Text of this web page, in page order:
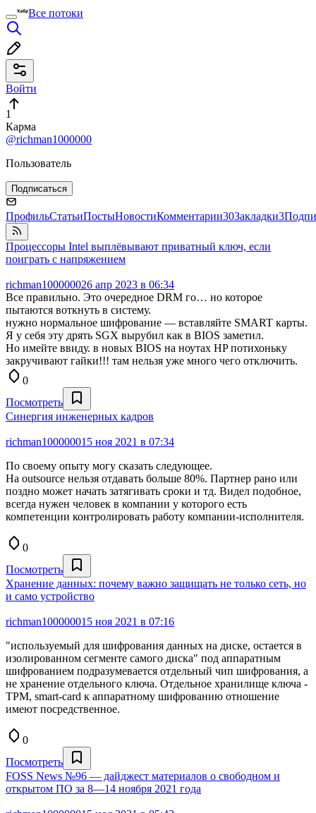
Все потоки
Войти
1
Карма
@richman1000000
Пользователь
Подписаться
ПрофильСтатьиПостыНовостиКомментарии30Закладки3
Процессоры Intel выплёвывают приватный ключ, если
поиграть с напряжением
richman100000026 апр 2023 в 06:34
Все правильно. Это очередное DRM го… но которое
пытаются воткнуть в систему.
нужно нормальное шифрование — вставляйте SMART карты.
Я у себя эту дрять SGX вырубил как в BIOS заметил.
Но имейте ввиду. в новых BIOS на ноутах HP потихоньку
закручивают гайки!!! там нельзя уже много чего отключить.
0
Посмотреть
Синергия инженерных кадров
richman100000015 ноя 2021 в 07:34
По своему опыту могу сказать следующее.
На outsource нельзя отдавать больше 80%. Партнер рано или
поздно может начать затягивать сроки и тд. Видел подобное,
всегда нужен человек в компании у которого есть
компетенции контролировать работу компании-исполнителя.
0
Посмотреть
Хранение данных: почему важно защищать не только сеть, но
и само устройство
richman100000015 ноя 2021 в 07:16
"используемый для шифрования данных на диске, остается в
изолированном сегменте самого диска" под аппаратным
шифрованием подразумевается отдельный чип шифрования, а
не хранение отдельного ключа. Отдельное хранилище ключа -
TPM, smart-card к аппаратному шифрованию отношение
имеют посредственное.
0
Посмотреть
FOSS News №96 — дайджест материалов о свободном и
открытом ПО за 8—14 ноября 2021 года